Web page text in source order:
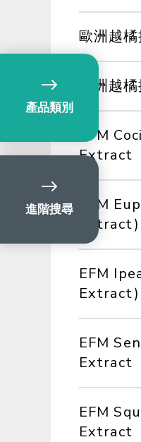
歐洲越
歐洲越
EFM
Extract
EFM
EFM
EFM
Extract
EFM
Extract
產品類別
進階搜尋